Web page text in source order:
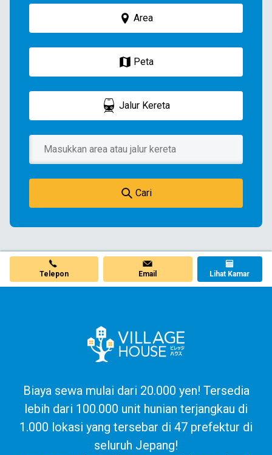
Area
Peta
Jalur Kereta
Cari
Telepon Email Lihat Kamar
Biaya sewa mulai dari 20.000 yen! Tersedia
lebih dari 100.000 unit hunian terjangkau di
1.000 lokasi yang tersebar di 47 prefektur di
seluruh Jepang!